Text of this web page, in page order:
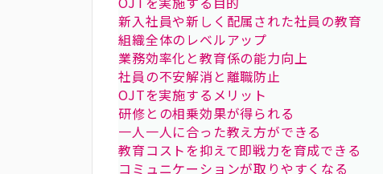
新入社員や新しく配属された社員の教育
組織全体のレベルアップ
業務効率化と教育係の能力向上
社員の不安解消と離職防止
OJTを実施するメリット
研修との相乗効果が得られる
一人一人に合った教え方ができる
教育コストを抑えて即戦力を育成できる
コミュニケーションが取りやすくなる